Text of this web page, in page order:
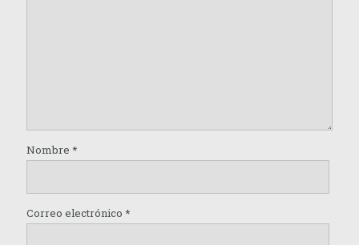
Nombre *
Correo electrónico *